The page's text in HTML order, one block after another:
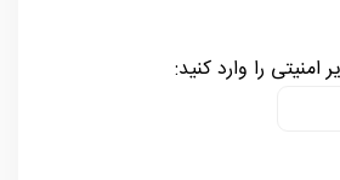
امنیتی را وارد کنید: